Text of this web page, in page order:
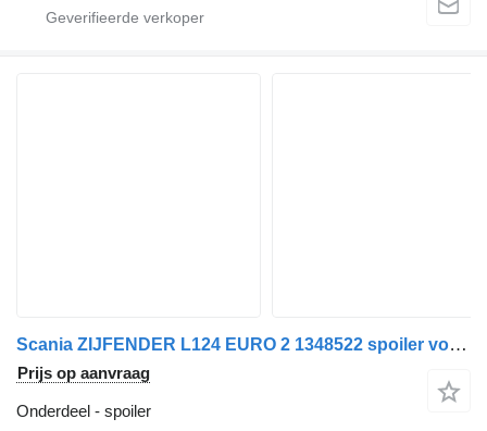
Scania ZIJFENDER L124 EURO 2 1348522 spoiler voor vrachtwagen
Prijs op aanvraag
Onderdeel - spoiler